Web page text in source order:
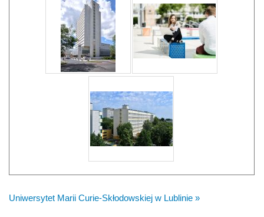
Uniwersytet Marii Curie-Skłodowskiej w Lublinie »